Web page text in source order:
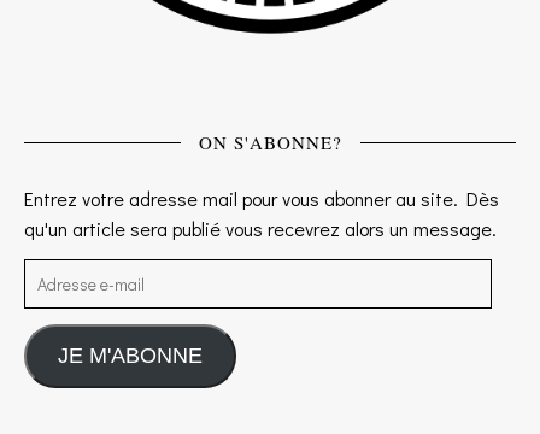
ON S'ABONNE?
Entrez votre adresse mail pour vous abonner au site. Dès
qu'un article sera publié vous recevrez alors un message.
Adresse e-mail
JE M'ABONNE